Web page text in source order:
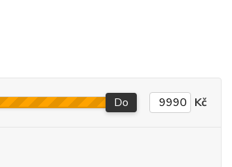
Do Kč